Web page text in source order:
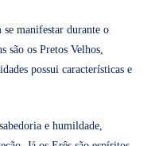
se manifestar durante o
são os Pretos Velhos,
possui características e
e humildade,